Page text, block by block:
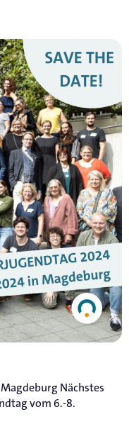
Nächstes
vom 6.-8.